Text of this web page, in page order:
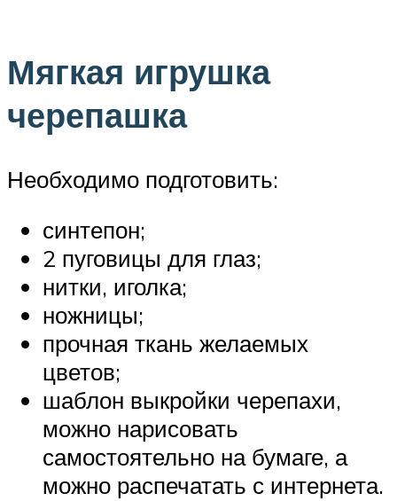
Мягкая игрушка
черепашка
Необходимо подготовить:
синтепон;
2 пуговицы для глаз;
нитки, иголка;
ножницы;
прочная ткань желаемых
цветов;
шаблон выкройки черепахи,
можно нарисовать
самостоятельно на бумаге, а
можно распечатать с интернета.